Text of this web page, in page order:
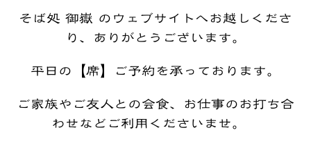
そば処 御嶽 のウェブサイトへお越しくださ
り、ありがとうございます。
平日の【席】ご予約を承っております。
ご家族やご友人との会食、お仕事のお打ち合
わせなどご利用くださいませ。